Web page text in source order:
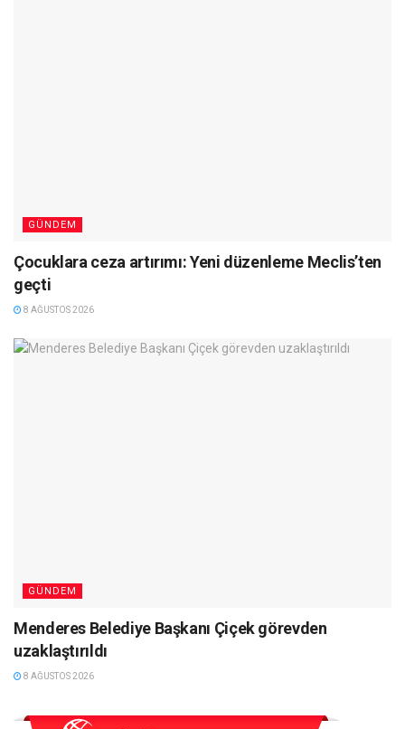
GÜNDEM
Çocuklara ceza artırımı: Yeni düzenleme Meclis’ten
geçti
8 AĞUSTOS 2026
GÜNDEM
Menderes Belediye Başkanı Çiçek görevden
uzaklaştırıldı
8 AĞUSTOS 2026